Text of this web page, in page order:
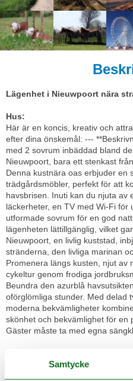
Lägenhet i Nieuwpoort nära
Hus:
Här är en koncis, kreativ och
efter dina önskemål: ---
med 2 sovrum inbäddad bland
Nieuwpoort, bara ett stenkast
Denna kustnära oas erbjuder en
trädgårdsmöbler, perfekt för att
havsbrisen. Inuti kan du njuta av
läckerheter, en TV med Wi-Fi för
utformade sovrum för en god
lägenheten lättillgänglig, vilket
Nieuwpoort, en livlig kuststad,
stränderna, den livliga marinan
Promenera längs kusten, njut av
cykeltur genom frodiga
Beundra den azurblå
oförglömliga stunder. Med delad
moderna bekvämligheter
skönhet och bekvämlighet för en
Gäster måste ta med egna
På våning 1:Samtycke